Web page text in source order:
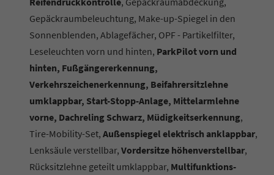
Gepäckraumbeleuchtung, Make-up-Spiegel in den
Sonnenblenden, Ablagefächer, OPF - Partikelfilter,
Leseleuchten vorn und hinten, ParkPilot vorn und
hinten, Fußgängererkennung,
Verkehrszeichenerkennung, Beifahrersitzlehne
umklappbar, Start-Stopp-Anlage, Mittelarmlehne
vorne, Dachreling Schwarz, Müdigkeitserkennung,
Tire-Mobility-Set, Außenspiegel elektrisch anklappbar,
Lenksäule verstellbar, Vordersitze höhenverstellbar,
Rücksitzlehne geteilt umklappbar, Multifunktions-